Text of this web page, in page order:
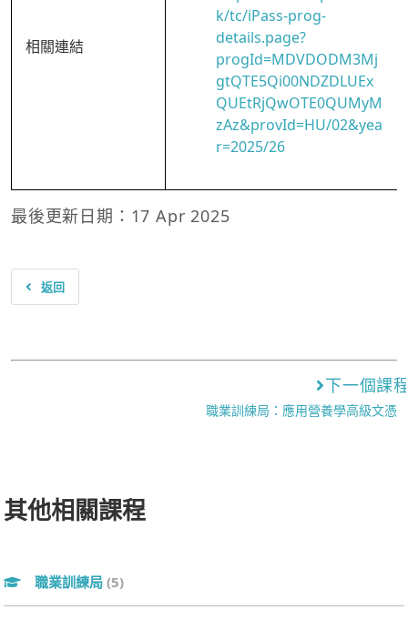
相關連結
k/tc/iPass-prog-
details.page?
progId=MDVDODM3Mj
gtQTE5Qi00NDZDLUEx
QUEtRjQwOTE0QUMyM
zAz&provId=HU/02&yea
r=2025/26
最後更新日期：17 Apr 2025
返回
下一個課
職業訓練局：應用營養學高級文憑
其他相關課程
職業訓練局 (5)